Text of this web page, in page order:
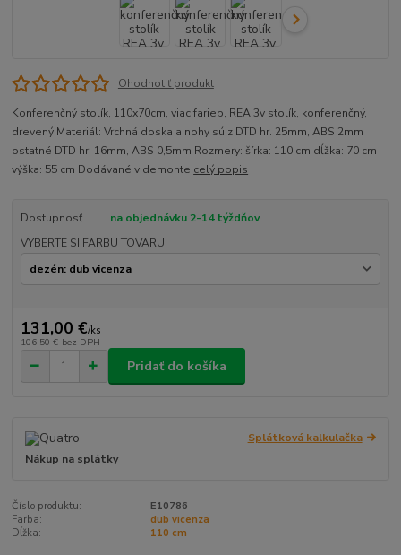
Ohodnotiť produkt
Konferenčný stolík, 110x70cm, viac farieb, REA 3v stolík, konferenčný,
drevený Materiál: Vrchná doska a nohy sú z DTD hr. 25mm, ABS 2mm
ostatné DTD hr. 16mm, ABS 0,5mm Rozmery: šírka: 110 cm dĺžka: 70 cm
výška: 55 cm Dodávané v demonte celý popis
Dostupnosť
na objednávku 2-14 týždňov
VYBERTE SI FARBU TOVARU
131,00 €/ks
106,50 € bez DPH
Pridať do košíka
Splátková kalkulačka
Nákup na splátky
Číslo produktu:
E10786
Farba:
dub vicenza
Dĺžka:
110 cm